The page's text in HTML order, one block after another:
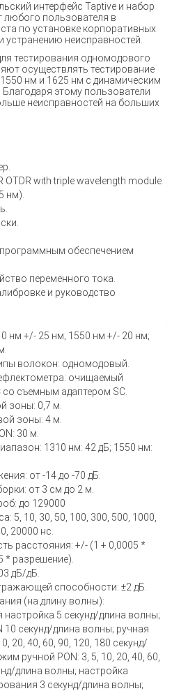
интерфейс Taptive и набор
пользователя в
по установке корпоративных
устранению неисправностей.
тестирования одномодового
осуществлять тестирование
нм и 1625 нм с динамическим
этому пользователи
неисправностей на больших
OTDR with triple wavelength module
нм).
обеспечением
переменного тока.
и руководство
нм +/- 25 нм; 1550 нм +/- 20 нм;
волокон: одномодовый.
очищаемый
со съемным адаптером SC.
зоны: 0,7 м.
зоны: 4 м.
30 м.
1310 нм: 42 дБ; 1550 нм:
от -14 до -70 дБ.
от 3 см до 2 м.
до 129000
5, 10, 30, 50, 100, 300, 500, 1000,
20000 нс.
расстояния: +/- (1 + 0,0005 *
* разрешение).
дБ/дБ.
способности: ±2 дБ.
(на длину волны):
настройка 5 секунд/длина волны;
10 секунд/длина волны; ручная
20, 40, 60, 90, 120, 180 секунд/
ручной PON: 3, 5, 10, 20, 40, 60,
длина волны; настройка
3 секунд/длина волны;